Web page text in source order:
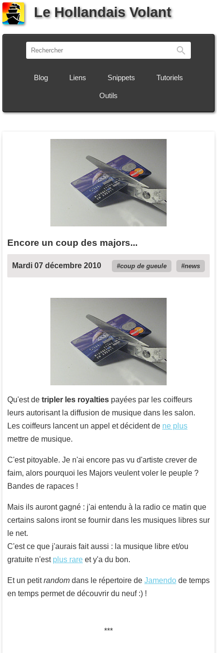
Le Hollandais Volant
Blog Liens Snippets Tutoriels
Outils
Encore un coup des majors...
Mardi 07 décembre 2010 coup de gueule news
Qu'est de tripler les royalties payées par les coiffeurs
leurs autorisant la diffusion de musique dans les salon.
Les coiffeurs lancent un appel et décident de ne plus
mettre de musique.
C'est pitoyable. Je n'ai encore pas vu d'artiste crever de
faim, alors pourquoi les Majors veulent voler le peuple ?
Bandes de rapaces !
Mais ils auront gagné : j'ai entendu à la radio ce matin que
certains salons iront se fournir dans les musiques libres sur
le net.
C'est ce que j'aurais fait aussi : la musique libre et/ou
gratuite n'est plus rare et y'a du bon.
Et un petitrandom dans le répertoire de Jamendo de temps
en temps permet de découvrir du neuf :) !